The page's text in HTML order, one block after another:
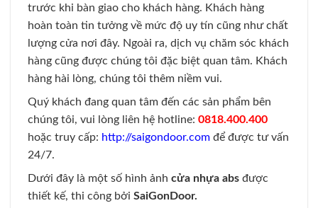
trước khi bàn giao cho khách hàng. Khách hàng
hoàn toàn tin tưởng về mức độ uy tín cũng như chất
lượng cửa nơi đây. Ngoài ra, dịch vụ chăm sóc khách
hàng cũng được chúng tôi đặc biệt quan tâm. Khách
hàng hài lòng, chúng tôi thêm niềm vui.
Quý khách đang quan tâm đến các sản phẩm bên
chúng tôi, vui lòng liên hệ hotline: 0818.400.400
hoặc truy cấp: http://saigondoor.com để được tư vấn
24/7.
Dưới đây là một số hình ảnh cửa nhựa abs được
thiết kế, thi công bởi SaiGonDoor.